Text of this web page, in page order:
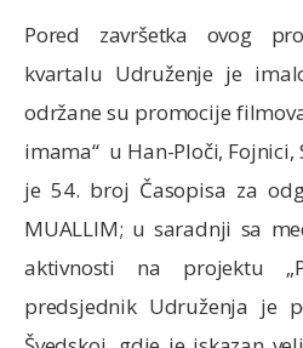
Pored završetka ovog
kvartalu Udruženje je
održane su promocije
imama“ u Han-Ploči, Fojnici,
je 54. broj Časopisa za
MUALLIM; u saradnji sa
aktivnosti na projektu
predsjednik Udruženja je